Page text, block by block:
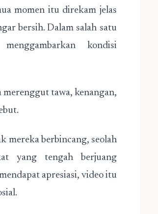
momen itu direkam jelas
bersih. Dalam salah satu
kondisi
merenggut tawa, kenangan,
mereka berbincang, seolah
yang tengah berjuang
apresiasi, video itu